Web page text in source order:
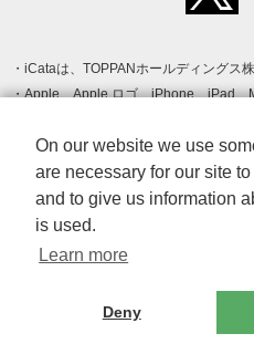
iCataは、TOPPANホールディングス
Apple、Apple ロゴ、iPhone、iPad、
登録された Apple Inc. の商標です。
クです。
Android、Google Play および
す。
Windows は Microsoft Inc.の米国お
標です。
Adobe、Adobe Reader、Adobe
その他、記載されている会社名、商
On our website we use
are necessary for our site
and to give us information
is used.
Learn more
Deny